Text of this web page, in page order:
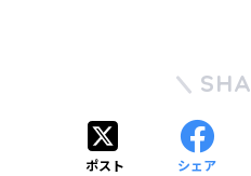
ポスト シェア